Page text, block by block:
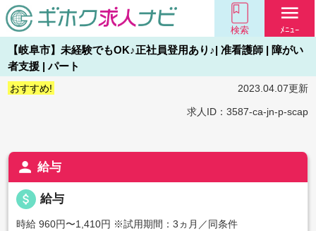
検索
menu
ﾒﾆｭｰ
【岐阜市】未経験でもOK♪正社員登用あり♪| 准看護師 | 障がい
者支援 | パート
おすすめ! 2023.04.07更新
求人ID：3587-ca-jn-p-scap
person 給与
attach_money 給与
時給 960円〜1,410円 ※試用期間：3ヵ月／同条件